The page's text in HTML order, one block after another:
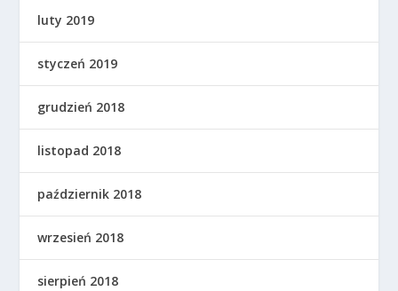
luty 2019
styczeń 2019
grudzień 2018
listopad 2018
październik 2018
wrzesień 2018
sierpień 2018